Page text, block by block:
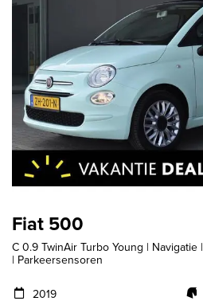
Fiat 500
C 0.9 TwinAir Turbo Young |
| Parkeersensoren
2019